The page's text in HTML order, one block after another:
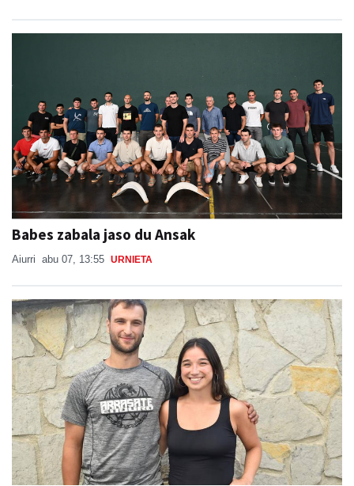
Babes zabala jaso du Ansak
Aiurri abu 07, 13:55 URNIETA